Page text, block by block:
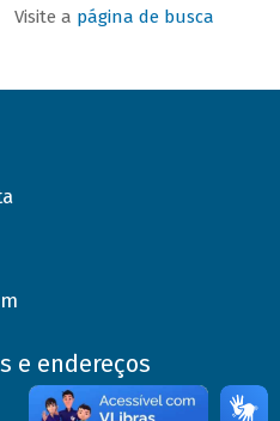
Visite a página de busca
e endereços